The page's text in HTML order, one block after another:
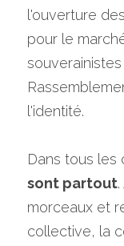
l'ouverture
pour le
l'identité.
Dans tous les
sont partout
morceaux et
collective, la